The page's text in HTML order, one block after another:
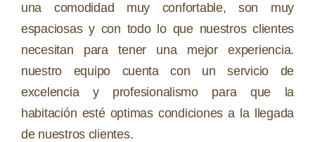
una comodidad muy confortable, son muy
espaciosas y con todo lo que nuestros clientes
necesitan para tener una mejor experiencia.
nuestro equipo cuenta con un servicio de
excelencia y profesionalismo para que la
habitación esté optimas condiciones a la llegada
de nuestros clientes.